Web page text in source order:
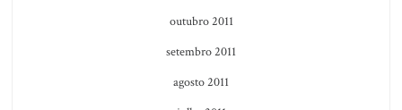
outubro 2011
setembro 2011
agosto 2011